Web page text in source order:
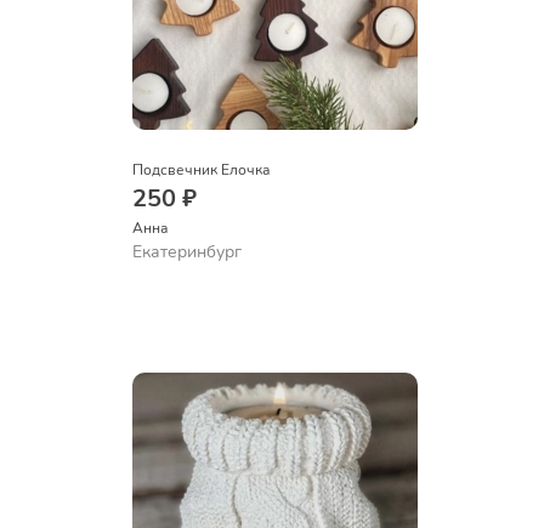
Подсвечник Елочка
250 ₽
Анна
Екатеринбург